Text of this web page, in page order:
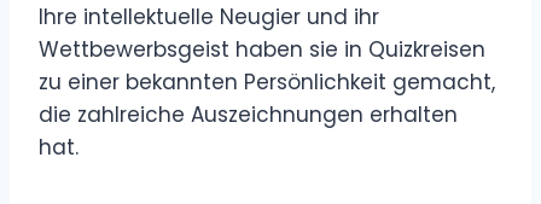
Ihre intellektuelle Neugier und ihr
Wettbewerbsgeist haben sie in Quizkreisen
zu einer bekannten Persönlichkeit gemacht,
die zahlreiche Auszeichnungen erhalten
hat.